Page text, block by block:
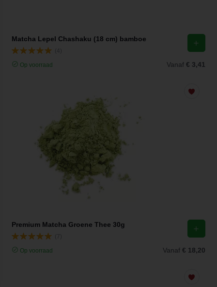
Matcha Lepel Chashaku (18 cm) bamboe
Op voorraad Vanaf € 3,41
Premium Matcha Groene Thee 30g
Op voorraad Vanaf € 18,20